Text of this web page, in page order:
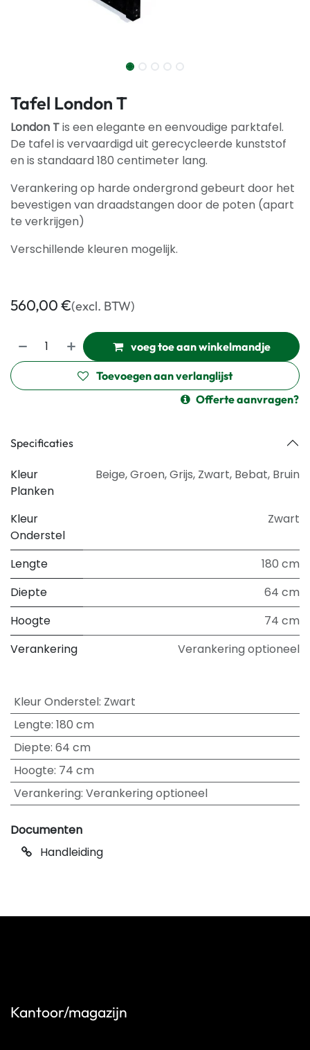
Tafel London T
London Tis een elegante en eenvoudige parktafel.
De tafel is vervaardigd uit gerecycleerde kunststof
en is standaard 180 centimeter lang.
Verankering op harde ondergrond gebeurt door het
bevestigen van draadstangen door de poten (apart
te verkrijgen)
Verschillende kleuren mogelijk.
560,00€(excl. BTW)
voeg toe aan winkelmandje
Toevoegen aan verlanglijst
Offerte aanvragen?
Specificaties
Kleur
Planken
Beige,Groen,Grijs, Zwart, Bebat, Bruin
Kleur
Onderstel
Zwart
Lengte
180 cm
Diepte
64 cm
Hoogte
74 cm
Verankering
Verankering optioneel
Kleur Onderstel: Zwart
Lengte: 180 cm
Diepte: 64 cm
Hoogte: 74 cm
Verankering: Verankering optioneel
Documenten
Handleiding
Kantoor/magazijn